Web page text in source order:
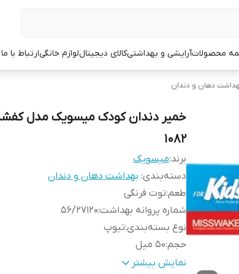
محصولاتآرایشی و بهداشتیکالای دیجیتاللوازم خانگیارتباط با ما
دهان و دندان
1082
برند:میسویک
دسته‌بندی: بهداشت دهان و دندان
طعم:توت فرنگی
شماره پروانه بهداشت:
56/27120
نوع بسته‌بندی:تیوپ
حجم:50 میل
مناسب برای:کودکاننمایش بیشتر